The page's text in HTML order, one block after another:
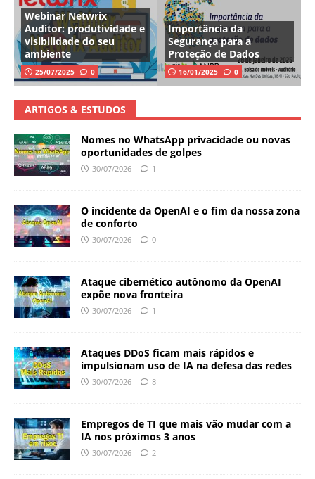
Webinar Netwrix
Auditor: produtividade e
visibilidade do seu
ambiente
25/07/2025 0
Importância da
Segurança para a
Proteção de Dados
16/01/2025 0
ARTIGOS & ESTUDOS
Nomes no WhatsApp privacidade ou novas
oportunidades de golpes
30/07/2026 1
O incidente da OpenAI e o fim da nossa zona
de conforto
30/07/2026 0
Ataque cibernético autônomo da OpenAI
expõe nova fronteira
30/07/2026 1
Ataques DDoS ficam mais rápidos e
impulsionam uso de IA na defesa das redes
30/07/2026 8
Empregos de TI que mais vão mudar com a
IA nos próximos 3 anos
30/07/2026 2